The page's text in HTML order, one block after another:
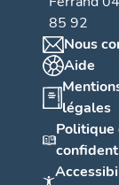
85 92
Nous
Aide
légales
Politique